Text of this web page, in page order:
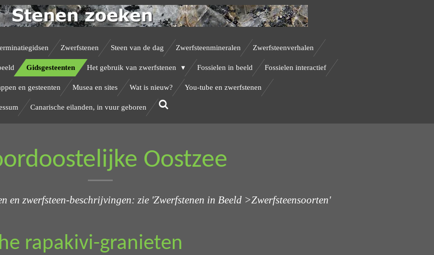
Zwerfstenen Steen van de dag Zwerfsteenmineralen Zwerfsteenverhalen
Gidsgesteenten Het gebruik van zwerfstenen Fossielen in beeld Fossielen interactief
en gesteenten Musea en sites Wat is nieuw? You-tube en zwerfstenen
Canarische eilanden, in vuur geboren
Oostzee
en zwerfsteen-beschrijvingen: zie 'Zwerfstenen in Beeld >Zwerfsteensoorten'
rapakivi-granieten